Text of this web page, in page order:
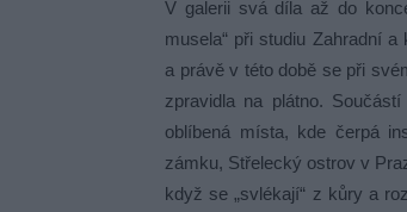
V galerii svá díla až do
musela“ při studiu Zahradní
a právě v této době se při
zpravidla na plátno.
oblíbená místa, kde čerpá
zámku, Střelecký ostrov v
když se „svlékají“ z kůry a